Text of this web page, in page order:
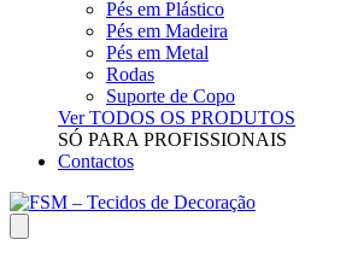
Pés em Plástico
Pés em Madeira
Pés em Metal
Rodas
Suporte de Copo
Ver TODOS OS PRODUTOS
SÓ PARA PROFISSIONAIS
Contactos